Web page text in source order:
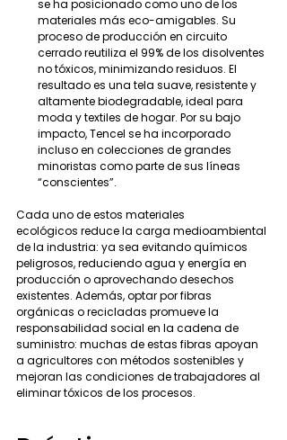
se ha posicionado como uno de los
materiales más eco-amigables. Su
proceso de producción en circuito
cerrado reutiliza el 99% de los disolventes
no tóxicos, minimizando residuos. El
resultado es una tela suave, resistente y
altamente biodegradable, ideal para
moda y textiles de hogar. Por su bajo
impacto, Tencel se ha incorporado
incluso en colecciones de grandes
minoristas como parte de sus líneas
“conscientes”.
Cada uno de estos materiales
ecológicos reduce la carga medioambiental
de la industria: ya sea evitando químicos
peligrosos, reduciendo agua y energía en
producción o aprovechando desechos
existentes. Además, optar por fibras
orgánicas o recicladas promueve la
responsabilidad social en la cadena de
suministro: muchas de estas fibras apoyan
a agricultores con métodos sostenibles y
mejoran las condiciones de trabajadores al
eliminar tóxicos de los procesos.